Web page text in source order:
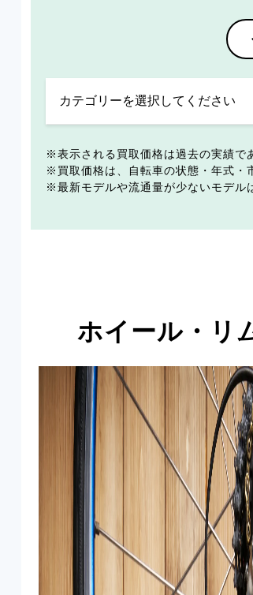
表示される買取価格は過去の実績で
買取価格は、自転車の状態・年式・
最新モデルや流通量が少ないモデル
ホイール・リ